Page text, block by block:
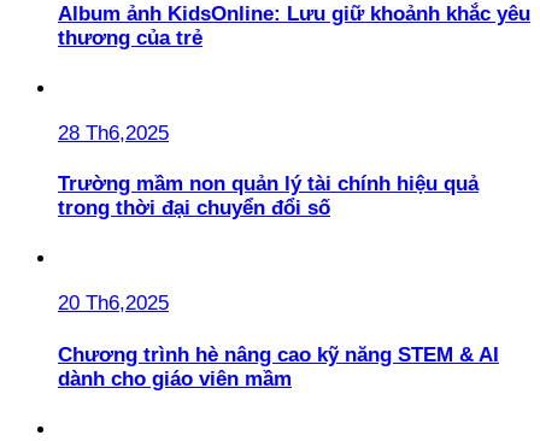
Album ảnh KidsOnline: Lưu giữ khoảnh khắc yêu
thương của trẻ
28 Th6,2025
Trường mầm non quản lý tài chính hiệu quả
trong thời đại chuyển đổi số
20 Th6,2025
Chương trình hè nâng cao kỹ năng STEM & AI
dành cho giáo viên mầm